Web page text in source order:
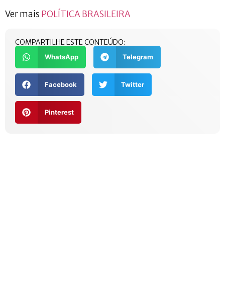
Ver mais POLÍTICA BRASILEIRA
COMPARTILHE ESTE CONTEÚDO:
WhatsApp Telegram
Facebook Twitter
Pinterest